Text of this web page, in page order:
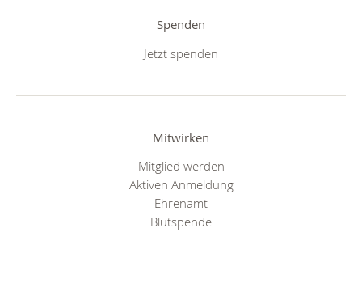
Spenden
Jetzt spenden
Mitwirken
Mitglied werden
Aktiven Anmeldung
Ehrenamt
Blutspende